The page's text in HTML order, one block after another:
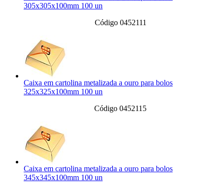
305x305x100mm 100 un
Código 0452111
Caixa em cartolina metalizada a ouro para bolos
325x325x100mm 100 un
Código 0452115
Caixa em cartolina metalizada a ouro para bolos
345x345x100mm 100 un